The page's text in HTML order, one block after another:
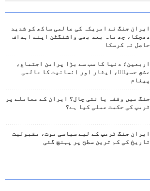
ایران جنگ نے امریکہ کی عالمی ساکھ کو شدید
دھچکا، چھ ماہ بعد بھی واشنگٹن اپنے اہداف
حاصل نہ کرسکا
اربعین؛ دنیا کا سب سے بڑا پرامن اجتماع،
عشق حسینؑ، ایثار اور انسانیت کا عالمی
پیغام
جنگ میں وقفہ یا نئی چال؟ ایران کے معاملے پر
ٹرمپ کی حکمت عملی کیا ہے؟
ایران جنگ ٹرمپ کے لیے سیاسی موت، مقبولیت
تاریخ کی کم ترین سطح پر پہنچ گئی